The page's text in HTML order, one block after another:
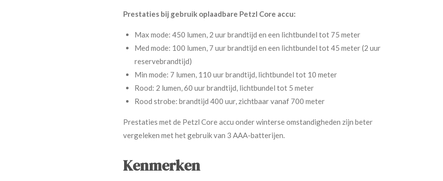
Prestaties bij gebruik oplaadbare Petzl Core accu:
Max mode: 450 lumen, 2 uur brandtijd en een lichtbundel tot 75 meter
Med mode: 100 lumen, 7 uur brandtijd en een lichtbundel tot 45 meter (2 uur
reservebrandtijd)
Min mode: 7 lumen, 110 uur brandtijd, lichtbundel tot 10 meter
Rood: 2 lumen, 60 uur brandtijd, lichtbundel tot 5 meter
Rood strobe: brandtijd 400 uur, zichtbaar vanaf 700 meter
Prestaties met de Petzl Core accu onder winterse omstandigheden zijn beter
vergeleken met het gebruik van 3 AAA-batterijen.
Kenmerken